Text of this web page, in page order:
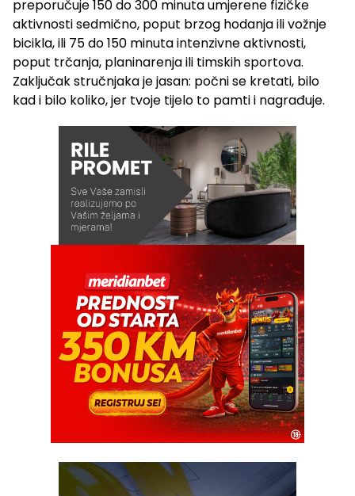
preporučuje 150 do 300 minuta umjerene fizičke
aktivnosti sedmično, poput brzog hodanja ili vožnje
bicikla, ili 75 do 150 minuta intenzivne aktivnosti,
poput trčanja, planinarenja ili timskih sportova.
Zaključak stručnjaka je jasan: počni se kretati, bilo
kad i bilo koliko, jer tvoje tijelo to pamti i nagrađuje.